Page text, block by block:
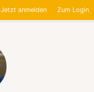
Jetzt anmelden Zum Login